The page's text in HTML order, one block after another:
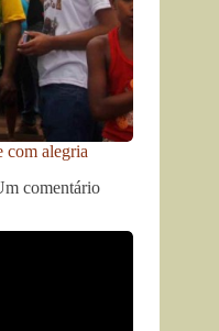
com alegria
comentário